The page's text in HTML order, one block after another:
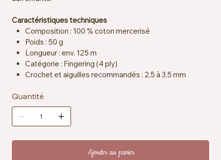
Caractéristiques techniques
Composition : 100 % coton mercerisé
Poids : 50 g
Longueur : env. 125 m
Catégorie : Fingering (4 ply)
Crochet et aiguilles recommandés : 2,5 à 3,5 mm
aiguilles 2,5 mm
Certification : OEKO-TEX® Standard 100, EN71-3
Entretien : lavable en machine à 40 °C
Fabrication : produit à partir d'eaux de teinture
recyclées
Quantité
Ajouter au panier